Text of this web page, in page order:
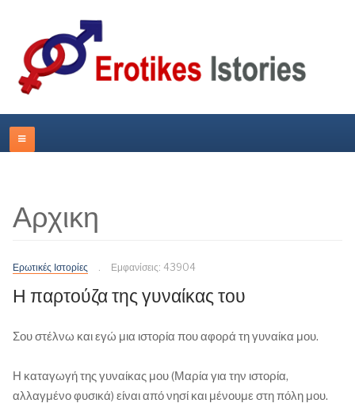
Αρχικη
Ερωτικές Ιστορίες Εμφανίσεις: 43904
Η παρτούζα της γυναίκας του
Σου στέλνω και εγώ μια ιστορία που αφορά τη γυναίκα μου.
Η καταγωγή της γυναίκας μου (Μαρία για την ιστορία,
αλλαγμένο φυσικά) είναι από νησί και μένουμε στη πόλη μου.